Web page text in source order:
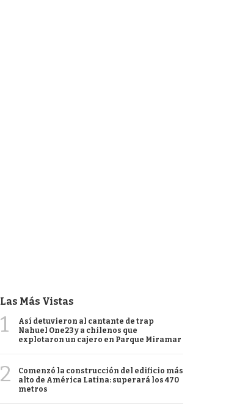
Las Más Vistas
1
Así detuvieron al cantante de trap
Nahuel One23 y a chilenos que
explotaron un cajero en Parque Miramar
2
Comenzó la construcción del edificio más
alto de América Latina: superará los 470
metros